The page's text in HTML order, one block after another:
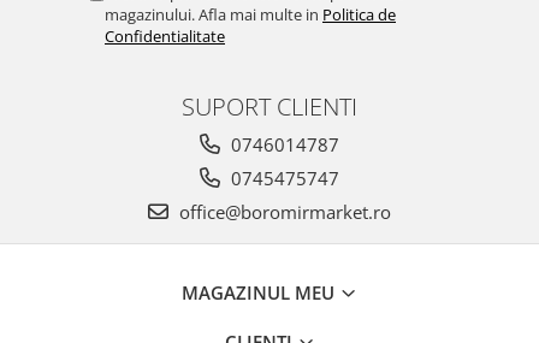
Vinuri Casa Isarescu
magazinului. Afla mai multe in Politica de
Confidentialitate
SUPORT CLIENTI
0746014787
0745475747
office@boromirmarket.ro
MAGAZINUL MEU